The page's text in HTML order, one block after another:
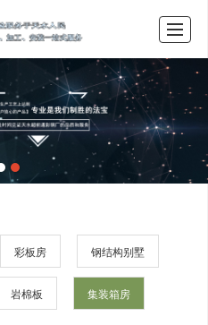
案例展示行业动态 LBS 联系我们
彩板房 钢结构别墅
岩棉板 集装箱房